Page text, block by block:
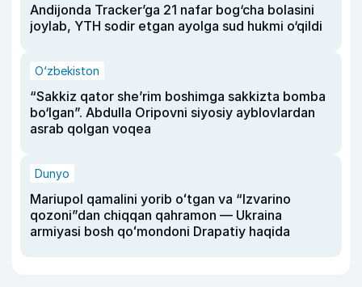
Andijonda Tracker’ga 21 nafar bog‘cha bolasini
joylab, YTH sodir etgan ayolga sud hukmi o‘qildi
O‘zbekiston
“Sakkiz qator she’rim boshimga sakkizta bomba
bo‘lgan”. Abdulla Oripovni siyosiy ayblovlardan
asrab qolgan voqea
Dunyo
Mariupol qamalini yorib oʻtgan va “Izvarino
qozoni”dan chiqqan qahramon — Ukraina
armiyasi bosh qoʻmondoni Drapatiy haqida